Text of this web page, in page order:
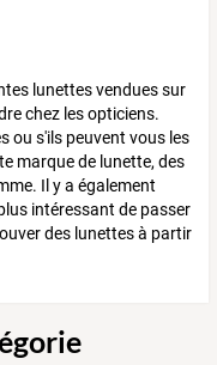
lunettes vendues sur
chez les opticiens.
ou s'ils peuvent vous les
marque de lunette, des
Il y a également
intéressant de passer
des lunettes à partir